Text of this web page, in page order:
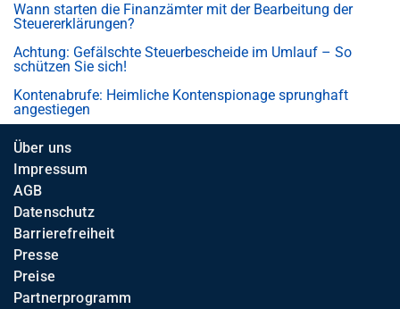
Wann starten die Finanzämter mit der Bearbeitung der
Steuererklärungen?
Achtung: Gefälschte Steuerbescheide im Umlauf – So
schützen Sie sich!
Kontenabrufe: Heimliche Kontenspionage sprunghaft
angestiegen
Über uns
Impressum
AGB
Datenschutz
Barrierefreiheit
Presse
Preise
Partnerprogramm